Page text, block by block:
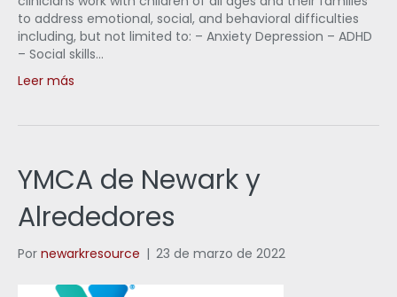
to address emotional, social, and behavioral difficulties
including, but not limited to: – Anxiety Depression – ADHD
– Social skills…
Leer más
YMCA de Newark y
Alrededores
Por newarkresource | 23 de marzo de 2022